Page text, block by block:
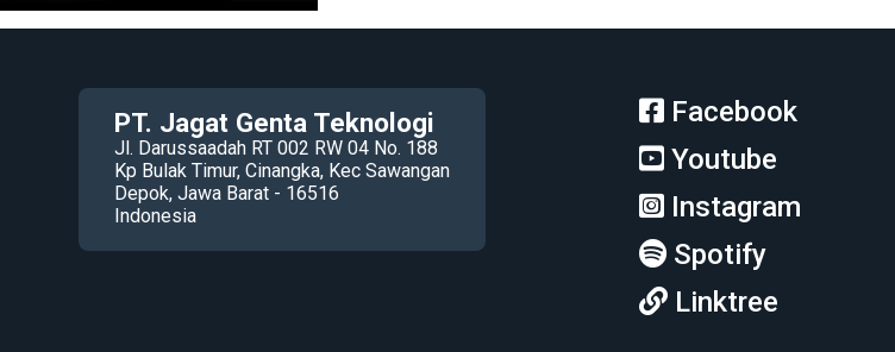
PT. Jagat Genta Teknologi
Jl. Darussaadah RT 002 RW 04 No. 188
Kp Bulak Timur, Cinangka, Kec Sawangan
Depok, Jawa Barat - 16516
Indonesia
Facebook
Youtube
Instagram
Spotify
Linktree